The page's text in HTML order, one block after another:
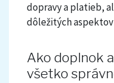
dopravy a platieb,
dôležitých
Ako doplnok
všetko